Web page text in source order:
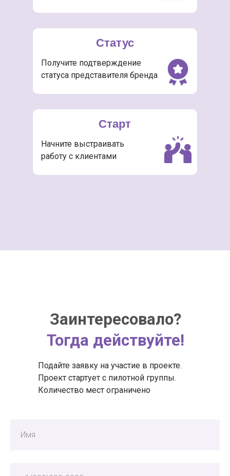
Статус
Получите подтверждение
статуса представителя бренда
Старт
Начните выстраивать
работу с клиентами
Заинтересовало?
Тогда действуйте!
Подайте заявку на участие в проекте.
Проект стартует с пилотной группы.
Количество мест ограничено